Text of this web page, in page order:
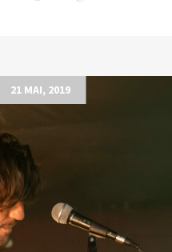
21 MAI, 2019